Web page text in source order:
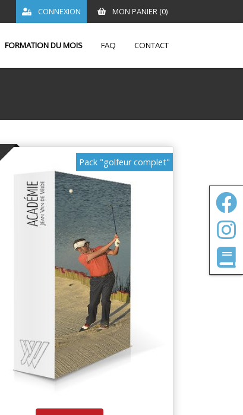
CONNEXION MON PANIER (0)
FORMATION DU MOIS FAQ CONTACT
Pack "golfeur complet"